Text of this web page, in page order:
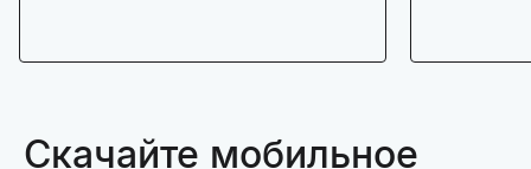
Скачайте мобильное